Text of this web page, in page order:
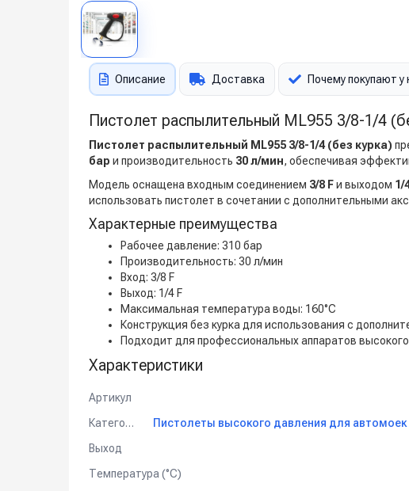
Описание Доставка Почему покупают у
Пистолет распылительный ML955 3/8-1/4
Пистолет распылительный ML955 3/8-1/4 (без курка)
бар и производительность 30 л/мин, обеспечивая
Модель оснащена входным соединением 3/8 Fи выходом 1/
использовать пистолет в сочетании с дополнительными
Характерные преимущества
Рабочее давление: 310 бар
Производительность: 30 л/мин
Вход: 3/8 F
Выход: 1/4 F
Максимальная температура воды: 160°C
Конструкция без курка для использования с
Подходит для профессиональных аппаратов
Характеристики
Артикул
Категория
Выход
Температура (°C)